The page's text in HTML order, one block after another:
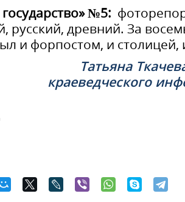
№5:
русский, древний. За
и форпостом, и
Татьяна
краеведческого